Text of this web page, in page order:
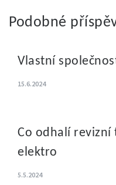
Podobné
Vlastní
15.6.2024
Co odhalí
elektro
5.5.2024